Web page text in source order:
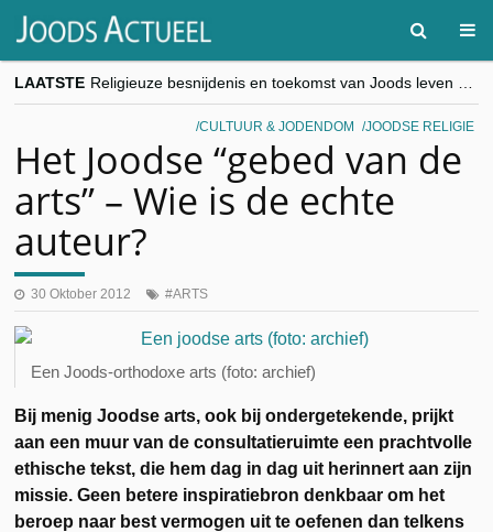
LAATSTE
“Besnijdenisdebat toont hoe moeilijk seculiere Westen minderheden begrijpt”, Jinnih Beels (Vooruit)
CITYTRIP | ROEMENIË – Boekarest: de verrassing van Oost-Europa
CULTUUR & JODENDOM JOODSE RELIGIE
Het Joodse “gebed van de
arts” – Wie is de echte
auteur?
30 Oktober 2012 ARTS
Een Joods-orthodoxe arts (foto: archief)
Bij menig Joodse arts, ook bij ondergetekende, prijkt
aan een muur van de consultatieruimte een prachtvolle
ethische tekst, die hem dag in dag uit herinnert aan zijn
missie. Geen betere inspiratiebron denkbaar om het
beroep naar best vermogen uit te oefenen dan telkens